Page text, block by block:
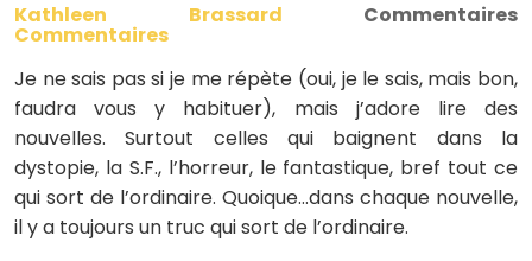
Kathleen Brassard Commentaires
Commentaires
Je ne sais pas si je me répète (oui, je le sais, mais bon,
faudra vous y habituer), mais j’adore lire des
nouvelles. Surtout celles qui baignent dans la
dystopie, la S.F., l’horreur, le fantastique, bref tout ce
qui sort de l’ordinaire. Quoique…dans chaque nouvelle,
il y a toujours un truc qui sort de l’ordinaire.